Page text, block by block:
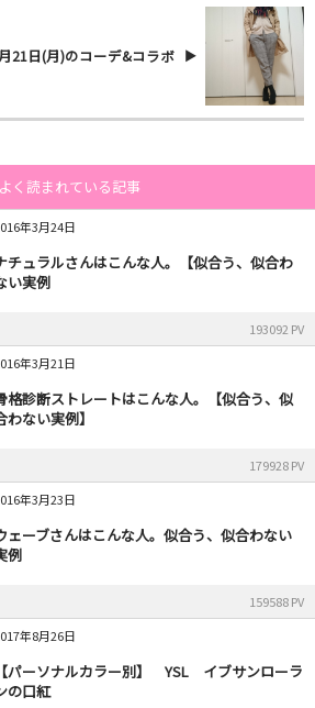
21日(月)のコーデ&コラボ
よく読まれている記事
年3月24日
チュラルさんはこんな人。【似合う、似合わ
い実例
193092 PV
年3月21日
格診断ストレートはこんな人。【似合う、似
わない実例】
179928 PV
年3月23日
ェーブさんはこんな人。似合う、似合わない
例
159588 PV
年8月26日
【パーソナルカラー別】 YSL イブサンローラ
の口紅